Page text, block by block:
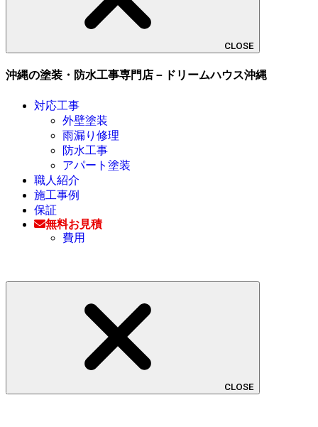
CLOSE
沖縄の塗装・防水工事専門店－ドリームハウス沖縄
対応工事
外壁塗装
雨漏り修理
防水工事
アパート塗装
職人紹介
施工事例
保証
無料お見積
費用
CLOSE